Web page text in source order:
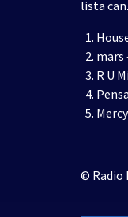
lista
mars
R U
© Radio